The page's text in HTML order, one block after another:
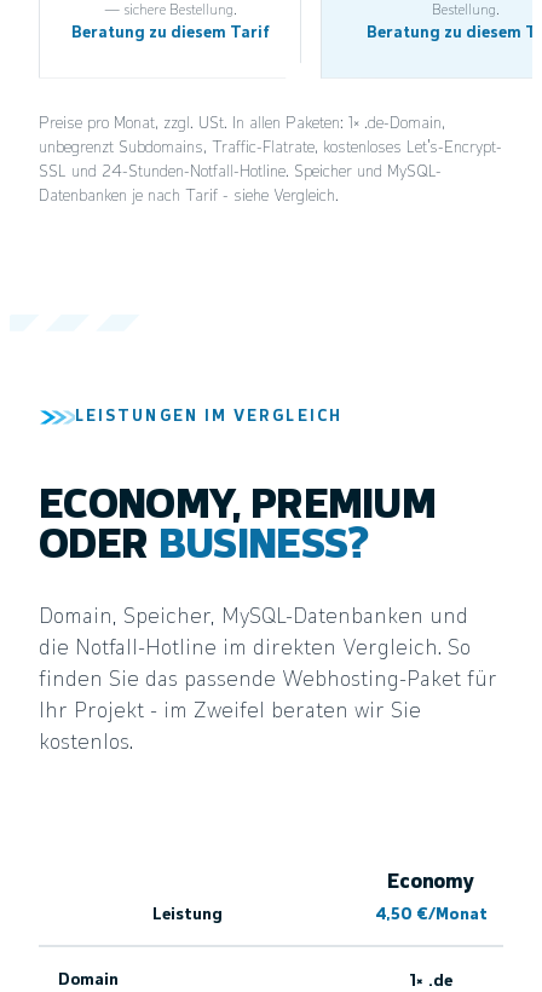
— sichere Bestellung.
Beratung zu diesem Tarif
Bestellung.
Beratung zu diesem
Preise pro Monat, zzgl. USt. In allen Paketen: 1× .de-Domain,
unbegrenzt Subdomains, Traffic-Flatrate, kostenloses Let's-Encrypt-
SSL und 24-Stunden-Notfall-Hotline. Speicher und MySQL-
Datenbanken je nach Tarif - siehe Vergleich.
LEISTUNGEN IM VERGLEICH
ECONOMY, PREMIUM
ODER BUSINESS?
Domain, Speicher, MySQL-Datenbanken und
die Notfall-Hotline im direkten Vergleich. So
finden Sie das passende Webhosting-Paket für
Ihr Projekt - im Zweifel beraten wir Sie
kostenlos.
Leistung
Economy
4,50 €/Monat
Domain 1× .de